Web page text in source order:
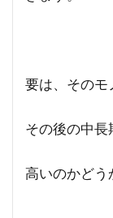
要は、そのモ
その後の中長
高いのかどう